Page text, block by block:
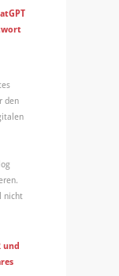
den
nicht
und